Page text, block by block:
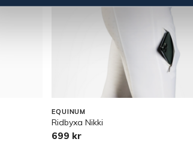
EQUINUM
Ridbyxa Nikki
699 kr